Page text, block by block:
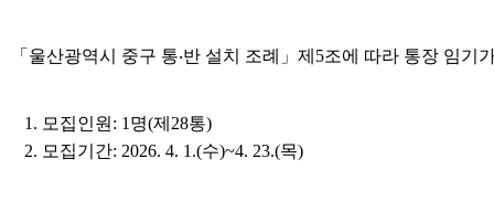
「울산광역시 중구 통‧반 설치 조례」제5조에 따라 통장 임
1. 모집인원: 1명(제28통)
2. 모집기간: 2026. 4. 1.(수)~4. 23.(목)